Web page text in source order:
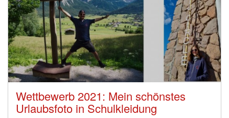
Wettbewerb 2021: Mein schönstes
Urlaubsfoto in Schulkleidung